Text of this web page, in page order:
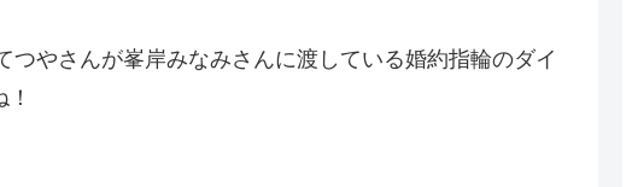
やさんが峯岸みなみさんに渡している婚約指輪のダイ